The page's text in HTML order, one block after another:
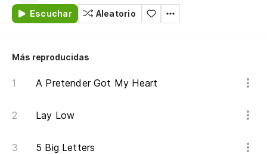
Escuchar Aleatorio
Más reproducidas
A Pretender Got My Heart
Lay Low
5 Big Letters